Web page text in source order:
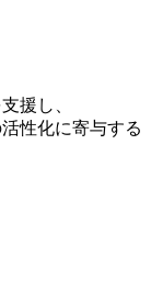
援し、
性化に寄与する